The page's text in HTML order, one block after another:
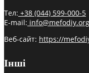
Тел: +38 (044) 599-000-5
E-mail:
Веб-сайт: https://
Інші